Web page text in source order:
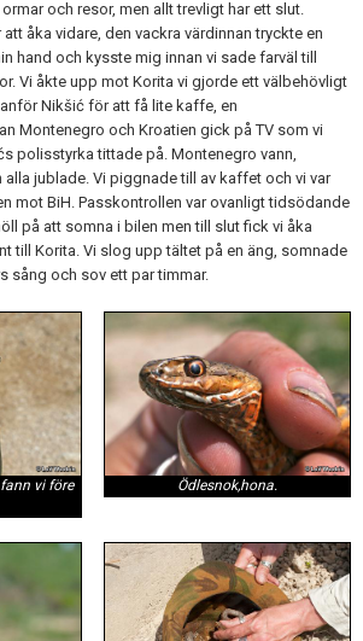
och resor, men allt trevligt har ett slut.
åka vidare, den vackra värdinnan tryckte en
hand och kysste mig innan vi sade farväl till
Vi åkte upp mot Korita vi gjorde ett välbehövligt
Nikšić för att få lite kaffe, en
Montenegro och Kroatien gick på TV som vi
polisstyrka tittade på. Montenegro vann,
alla jublade. Vi piggnade till av kaffet och vi var
mot BiH. Passkontrollen var ovanligt tidsödande
på att somna i bilen men till slut fick vi åka
till Korita. Vi slog upp tältet på en äng, somnade
sång och sov ett par timmar.
vi före
Ödlesnok,hona.